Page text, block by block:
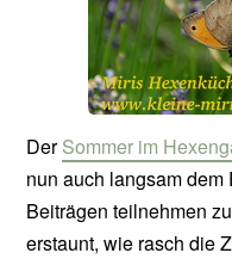
DerSommer im
nun auch langsam
Beiträgen teilnehmen
erstaunt, wie rasch die